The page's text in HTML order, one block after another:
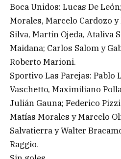
Boca Unidos: Lucas De
Morales, Marcelo Cardozo
Silva, Martín Ojeda, Ataliva
Maidana; Carlos Salom y
Roberto Marioni.
Sportivo Las Parejas: Pablo
Vaschetto, Maximiliano
Julián Gauna; Federico
Matías Morales y Marcelo
Salvatierra y Walter
Raggio.